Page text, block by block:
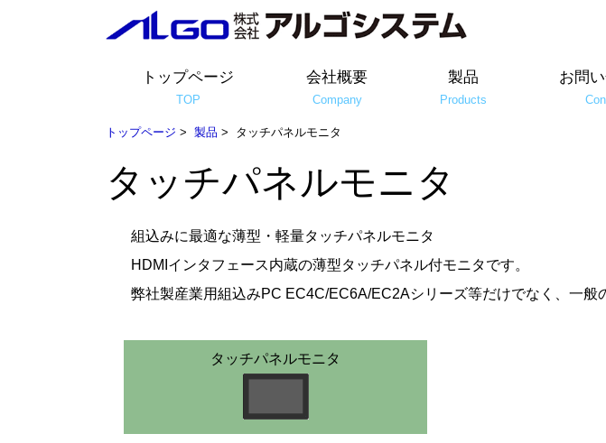
トップページ
TOP
会社概要
Company
製品
Products
お問
トップページ > 製品 > タッチパネルモニタ
タッチパネルモニタ
組込みに最適な薄型・軽量タッチパネルモニタ
HDMIインタフェース内蔵の薄型タッチパネル付モニタです。
弊社製産業用組込みPC EC4C/EC6A/EC2Aシリーズ等だけでなく、一般
タッチパネルモニタ